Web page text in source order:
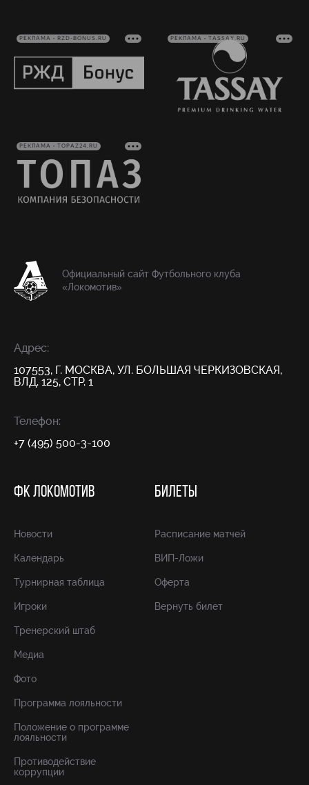
РЕКЛАМА • RZD-BONUS.RU РЕКЛАМА • TASSAY.RU
РЕКЛАМА • TOPAZ24.RU
Официальный сайт Футбольного клуба
«Локомотив»
Адрес:
107553, Г. МОСКВА, УЛ. БОЛЬШАЯ ЧЕРКИЗОВСКАЯ,
ВЛД. 125, СТР. 1
Телефон:
+7 (495) 500-3-100
ФК ЛОКОМОТИВ
Новости
Календарь
Турнирная таблица
Игроки
Тренерский штаб
Медиа
Фото
Программа лояльности
Положение о программе
лояльности
Противодействие
коррупции
БИЛЕТЫ
Расписание матчей
ВИП-Ложи
Оферта
Вернуть билет